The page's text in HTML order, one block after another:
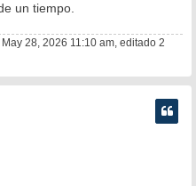
un tiempo.
28, 2026 11:10 am, editado 2